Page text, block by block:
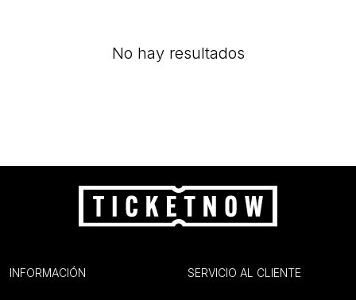
No hay resultados
INFORMACIÓN SERVICIO AL CLIENTE